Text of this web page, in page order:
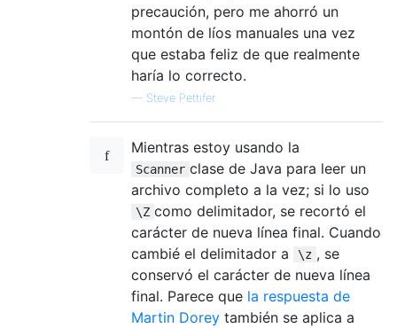
precaución, pero me ahorró un
montón de líos manuales una vez
que estaba feliz de que realmente
haría lo correcto.
— Steve Pettifer
Mientras estoy usando la
Scanner clase de Java para leer un
archivo completo a la vez; si lo uso
\Z como delimitador, se recortó el
carácter de nueva línea final. Cuando
cambié el delimitador a
\z , se
conservó el carácter de nueva línea
final. Parece que la respuesta de
Martin Dorey también se aplica a